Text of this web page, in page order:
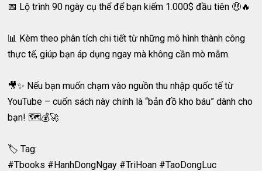
📅 Lộ trình 90 ngày cụ thể để bạn kiếm 1.000$ đầu tiên 🤑🔥
📊 Kèm theo phân tích chi tiết từ những mô hình thành công
thực tế, giúp bạn áp dụng ngay mà không cần mò mẫm.
🎥✨ Nếu bạn muốn chạm vào nguồn thu nhập quốc tế từ
YouTube – cuốn sách này chính là “bản đồ kho báu” dành cho
bạn! 🗺️💰🚀
🏷️ Tag:
#Tbooks #HanhDongNgay #TriHoan #TaoDongLuc